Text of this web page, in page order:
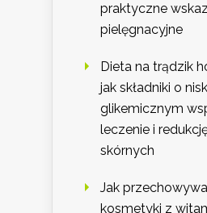
praktyczne
pielęgnacyjne
Dieta na trądzik
jak składniki o
glikemicznym
leczenie i
skórnych
Jak
kosmetyki z